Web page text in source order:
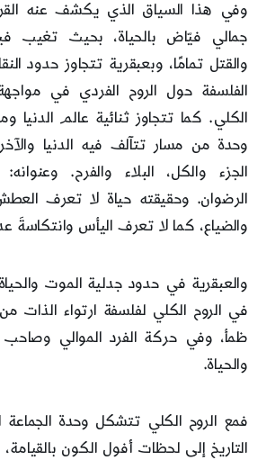
وفي هذا السياق الذي يكشف عنه
جمالي فيّاض بالحياة، بحيث تغيب
والقتل تمامًا، وبعبقرية تتجاوز حدود
الفلسفة حول الروح الفردي في
الكلي. كما تتجاوز ثنائية عالم الدنيا
وحدة من مسار تتآلف فيه الدنيا
الجزء والكل، البلاء والفرح.
الرضوان. وحقيقته حياة لا تعرف
والضياع، كما لا تعرف اليأس وانتكاسةَ
والعبقرية في حدود جدلية الموت
في الروح الكلي لفلسفة ارتواء الذات
ظمأ، وفي حركة الفرد الموالي وصاحب
والحياة.
فمع الروح الكلي تتشكل وحدة الجماعة
التاريخ إلى لحظات أفول الكون